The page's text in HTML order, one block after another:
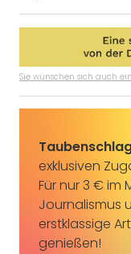
Sie wünschen sich auch
exklusiven
Für nur 3 € im
Journalismus
erstklassige
genießen!